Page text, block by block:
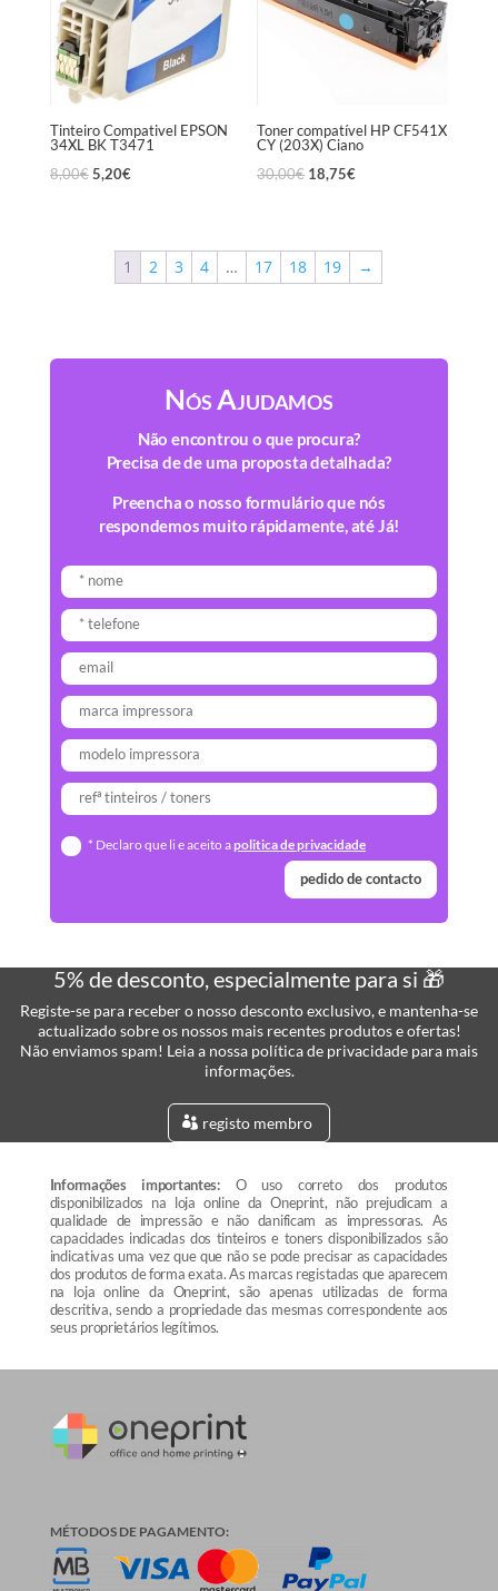
Tinteiro Compativel EPSON
34XL BK T3471
8,00€ 5,20€
Toner compatível HP CF541X
CY (203X) Ciano
30,00€ 18,75€
1 2 3 4 … 17 18 19 →
Nós Ajudamos
Não encontrou o que procura?
Precisa de de uma proposta detalhada?
Preencha o nosso formulário que nós
respondemos muito rápidamente, até Já!
* Declaro que li e aceito apolitica de privacidade
pedido de contacto
5% de desconto, especialmente para si 🎁
Registe-se para receber o nosso desconto exclusivo, e mantenha-se
actualizado sobre os nossos mais recentes produtos e ofertas!
Não enviamos spam! Leia a nossa política de privacidade para mais
informações.
registo membro
Informações importantes: O uso correto dos produtos
disponibilizados na loja online da Oneprint, não prejudicam a
qualidade de impressão e não danificam as impressoras. As
capacidades indicadas dos tinteiros e toners disponibilizados são
indicativas uma vez que que não se pode precisar as capacidades
dos produtos de forma exata. As marcas registadas que aparecem
na loja online da Oneprint, são apenas utilizadas de forma
descritiva, sendo a propriedade das mesmas correspondente aos
seus proprietários legítimos.
MÉTODOS DE PAGAMENTO: